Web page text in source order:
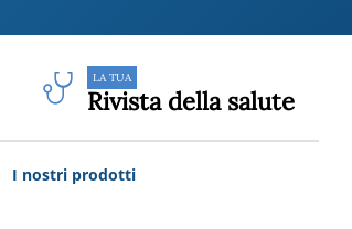
LA TUA
Rivista della salute
I nostri prodotti